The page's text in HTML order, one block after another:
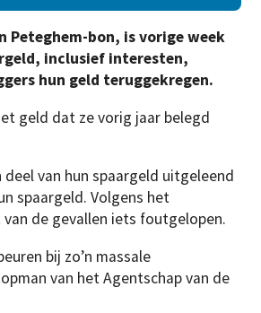
Peteghem-bon, is vorige week
inclusief interesten,
hun geld teruggekregen.
geld dat ze vorig jaar belegd
van hun spaargeld uitgeleend
spaargeld. Volgens het
de gevallen iets foutgelopen.
bij zo’n massale
van het Agentschap van de